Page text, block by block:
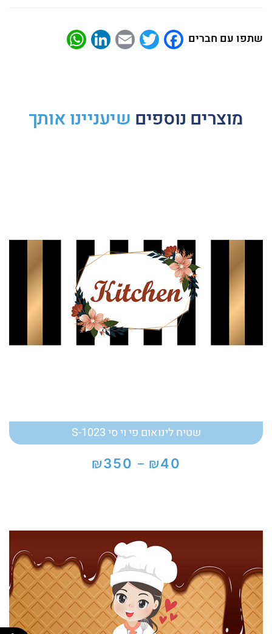
שתפו עם חברים Facebook
Twitter
Email
LinkedIn
מוצרים נוספים שיעניינו אותך
שטיח לינואום פי וי סי S-1023
₪40
–
₪350
טווח